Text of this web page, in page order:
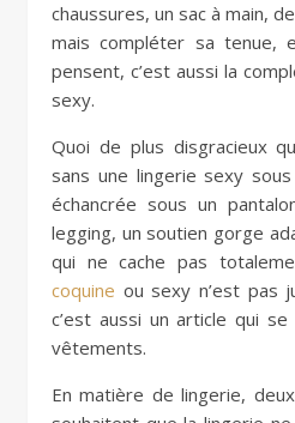
chaussures, un sac à main,
mais compléter sa
pensent, c’est aussi la
sexy.
Quoi de plus disgracieux
sans une lingerie sexy
échancrée sous un
legging, un soutien gorge
qui ne cache pas
coquine ou sexy n’est pas
c’est aussi un article qui
vêtements.
En matière de lingerie,